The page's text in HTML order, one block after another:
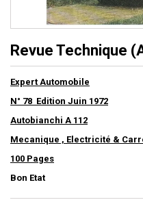
Revue Technique
Expert Automobile
N° 78 Edition Juin 1972
Autobianchi A 112
Mecanique , Electricité &
100 Pages
Bon Etat